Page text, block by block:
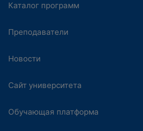
Каталог программ
Преподаватели
Новости
Сайт университета
Обучающая платформа